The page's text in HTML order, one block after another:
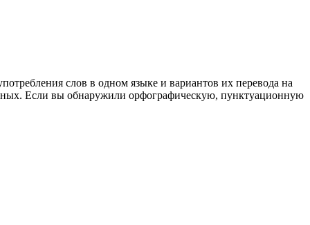
слов в одном языке и вариантов их перевода на
Если вы обнаружили орфографическую, пунктуационную